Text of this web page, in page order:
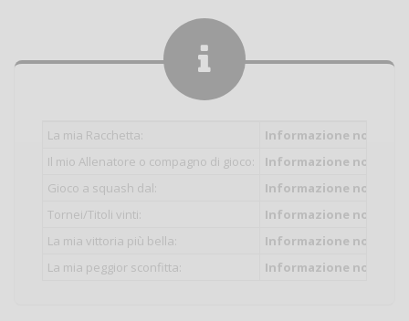
La mia Racchetta:
Informazione non
Il mio Allenatore o compagno di gioco:
Informazione non
Gioco a squash dal:
Informazione non
Tornei/Titoli vinti:
Informazione non
La mia vittoria più bella:
Informazione non
La mia peggior sconfitta:
Informazione non